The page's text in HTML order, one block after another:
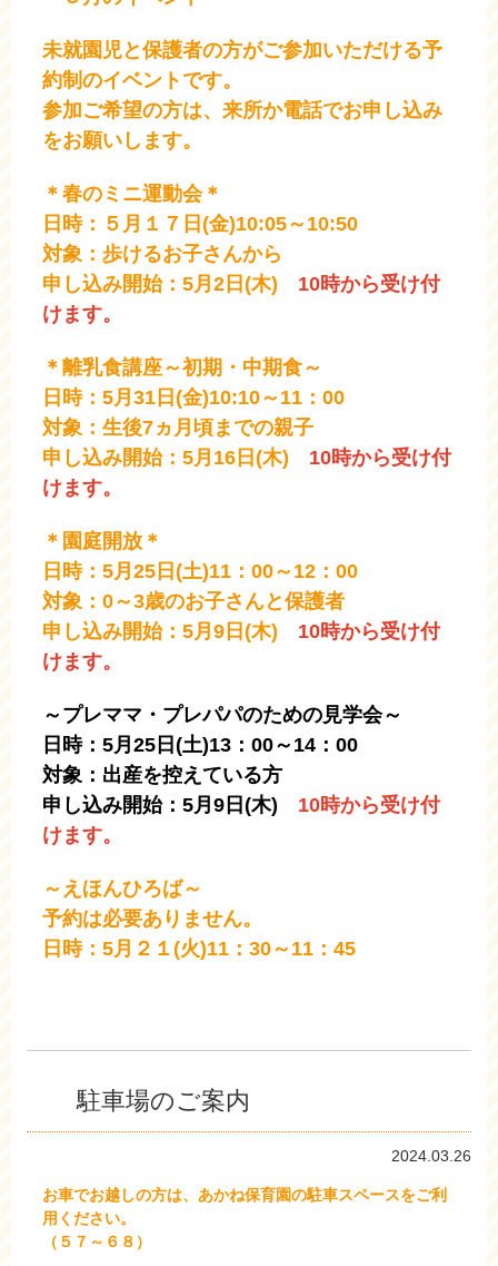
未就園児と保護者の方がご参加いただける予
約制のイベントです。
参加ご希望の方は、来所か電話でお申し込み
をお願いします。
＊春のミニ運動会＊
日時：５月１７日(金)10:05～10:50
対象：歩けるお子さんから
申し込み開始：5月2日(木) 10時から受け付
けます。
＊離乳食講座～初期・中期食～
日時：5月31日(金)10:10～11：00
対象：生後7ヵ月頃までの親子
申し込み開始：5月16日(木) 10時から受け付
けます。
＊園庭開放＊
日時：5月25日(土)11：00～12：00
対象：0～3歳のお子さんと保護者
申し込み開始：5月9日(木) 10時から受け付
けます。
～プレママ・プレパパのための見学会～
日時：5月25日(土)13：00～14：00
対象：出産を控えている方
申し込み開始：5月9日(木) 10時から受け付
けます。
～えほんひろば～
予約は必要ありません。
日時：5月２１(火)11：30～11：45
駐車場のご案内
2024.03.26
お車でお越しの方は、あかね保育園の駐車スペースをご利
用ください。
（５７～６８）